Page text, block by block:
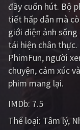
Âu - Mỹ
Hàn Quốc
Ấn Độ
Tổng hợp
CẬP NHẬT
PHIM MỚI
đầy cuốn hút. Bộ
tiết hấp dẫn mà
giới điện ảnh
tái hiện chân
PhimFun, người
chuyện, cảm xúc
phim mang lại.
IMDb: 7.5
Thể loại: Tâm lý